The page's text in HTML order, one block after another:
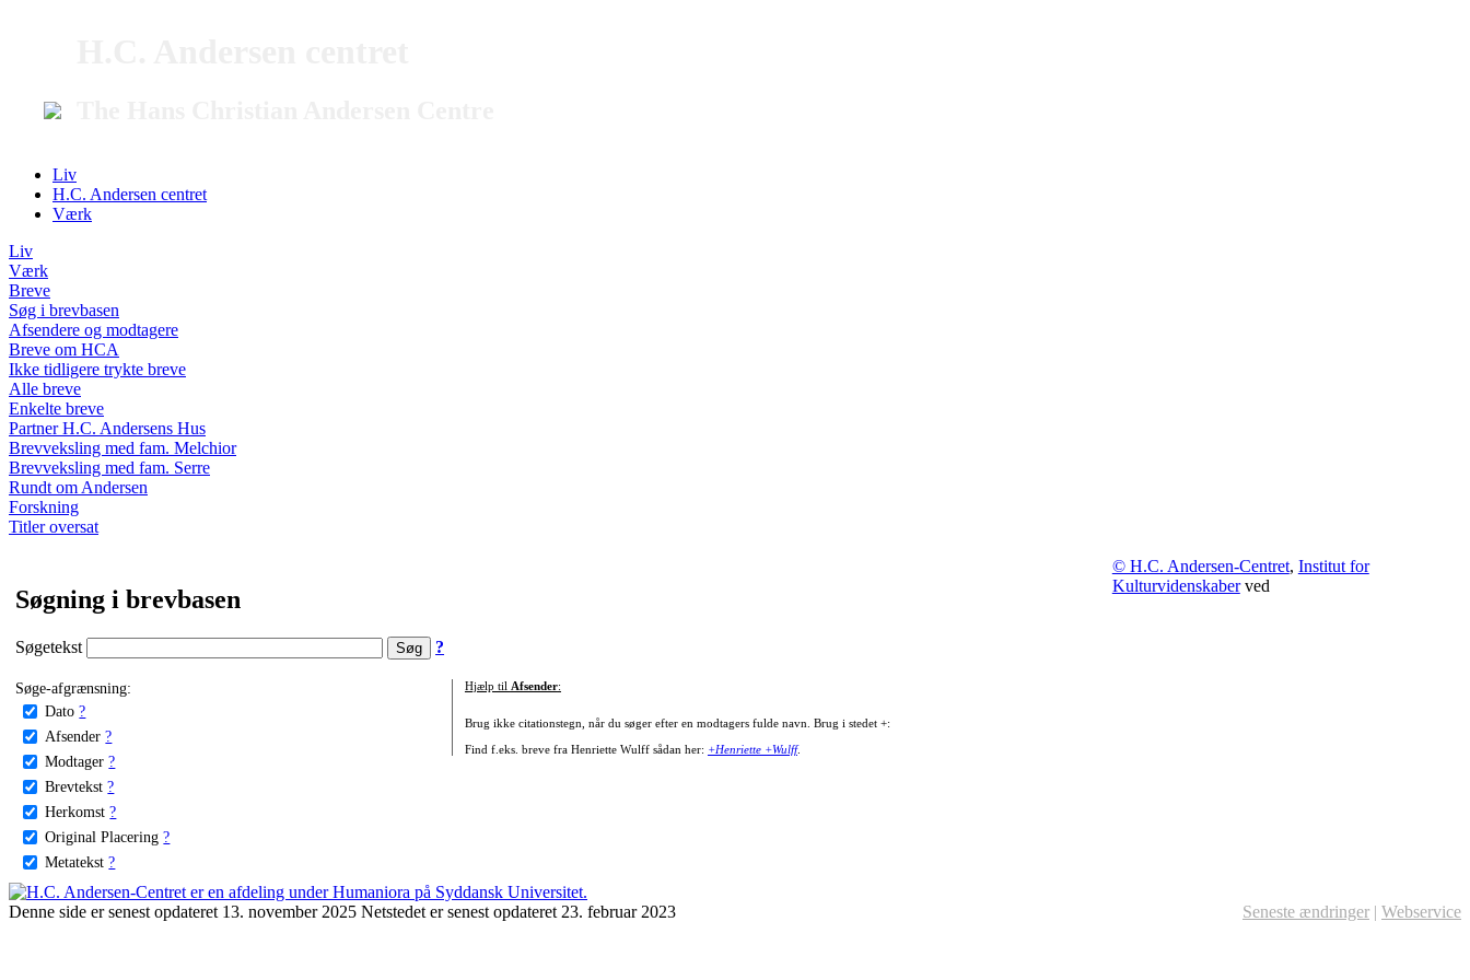
Liv
H.C. Andersen centret
Værk
Liv
Værk
Breve
Søg i brevbasen
Afsendere og modtagere
Breve om HCA
Ikke tidligere trykte breve
Alle breve
Enkelte breve
Partner H.C. Andersens Hus
Brevveksling med fam. Melchior
Brevveksling med fam. Serre
Rundt om Andersen
Forskning
Titler oversat
Søgning i brevbasen
Søgetekst ?
Søge-afgrænsning:
Dato ?
Afsender ?
Modtager ?
Brevtekst ?
Herkomst ?
Original Placering ?
Metatekst ?
Hjælp til Afsender:
Brug ikke citationstegn, når du søger efter en modtagers fulde navn. Brug i stedet +:
Find f.eks. breve fra Henriette Wulff sådan her: +Henriette +Wulff.
© H.C. Andersen-Centret, Institut for
Kulturvidenskaberved
Denne side er senest opdateret 13. november 2025 Netstedet er senest opdateret 23. februar 2023 Seneste ændringer | Webservice